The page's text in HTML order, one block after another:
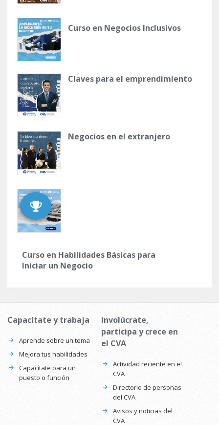
Curso en Negocios Inclusivos
Claves para el emprendimiento
Negocios en el extranjero
Curso en Habilidades Básicas para
Iniciar un Negocio
Capacítate y trabaja
Aprende sobre un tema
Mejora tus habilidades
Capacítate para un
puesto o función
Involúcrate,
participa y crece en
el CVA
Actividad reciente en el
CVA
Directorio de personas
del CVA
Avisos y noticias del
CVA